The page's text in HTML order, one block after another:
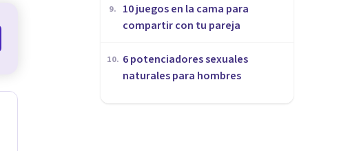
9.
10 juegos en la cama para
compartir con tu pareja
10. ​6 potenciadores sexuales
naturales para hombres